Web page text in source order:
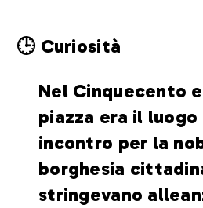
🕒 Curiosità
Nel Cinquecento
piazza era il
incontro per la
borghesia
stringevano